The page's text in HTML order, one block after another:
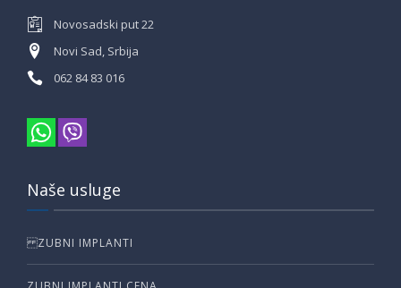
Novosadski put 22
Novi Sad, Srbija
062 84 83 016
Naše usluge
ZUBNI IMPLANTI